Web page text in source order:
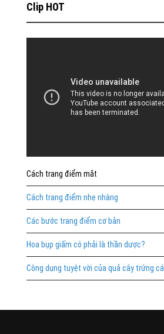
Clip HOT
Cách trang điểm mắt
Cách trang điểm nhẹ nhàng
Các bước trang điểm cơ bản
Hoa bụp giấm có phải là thần dược?
Công dụng tuyệt vời của quả cây trứng cá